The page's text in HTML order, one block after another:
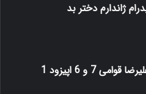
ژاندارم دختر بد
7 و 6 اپیزود 1